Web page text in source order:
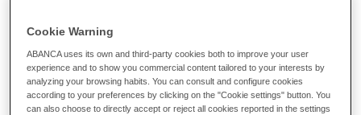
Cookie Warning
ABANCA uses its own and third-party cookies both to improve your user
experience and to show you commercial content tailored to your interests by
analyzing your browsing habits. You can consult and configure cookies
according to your preferences by clicking on the "Cookie settings" button. You
can also choose to directly accept or reject all cookies reported in the settings